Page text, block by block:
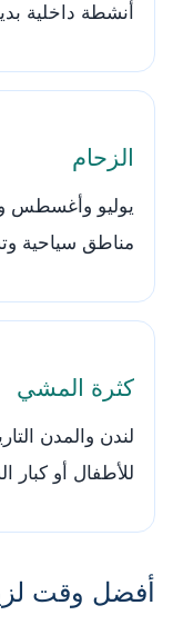
أنشطة داخلية
الزحام
يوليو وأغسطس
مناطق سياحية
كثرة المشي
لندن والمدن
للأطفال أو كبار
أفضل وقت